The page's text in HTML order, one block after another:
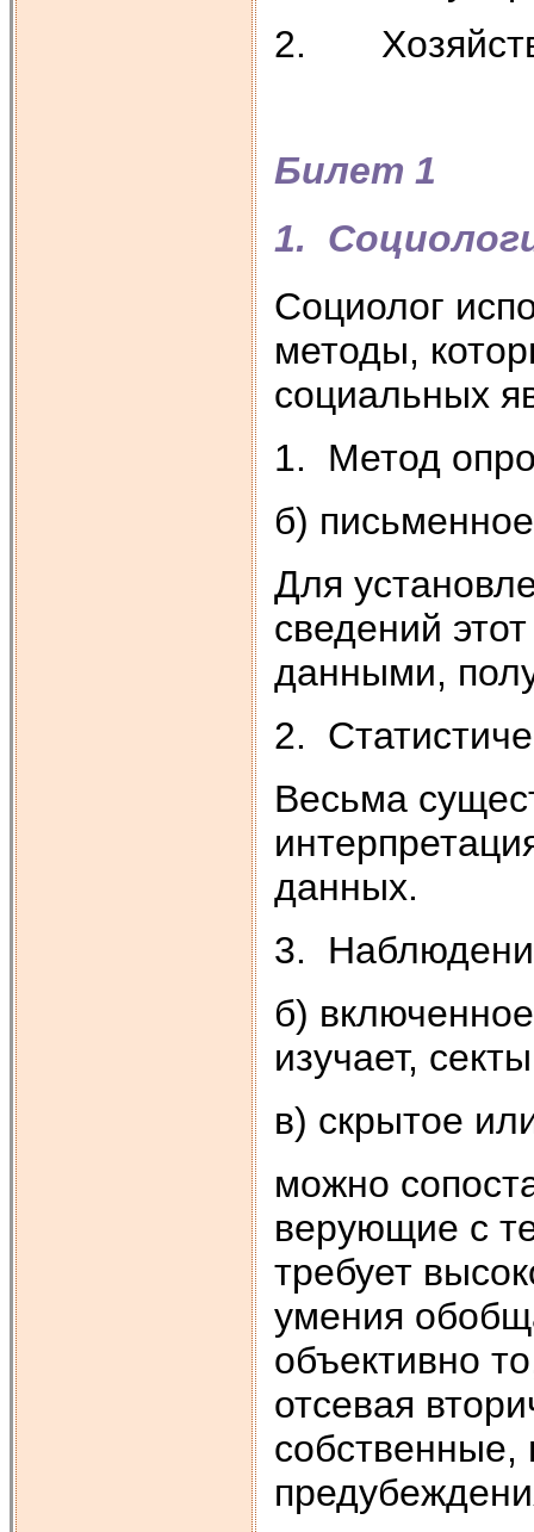
2.
Билет 1
1.
Социолог
методы,
социальных
1. Метод
б)
Для
сведений
данными,
2.
Весьма
данных.
3.
б)
изучает,
в) скрытое
можно
верующие с
требует
умения
объективно
отсевая
собственные,